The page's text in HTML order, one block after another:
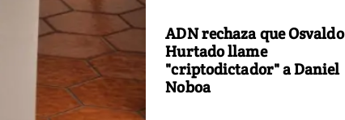
ADN rechaza que Osvaldo
Hurtado llame
"criptodictador" a Daniel
Noboa